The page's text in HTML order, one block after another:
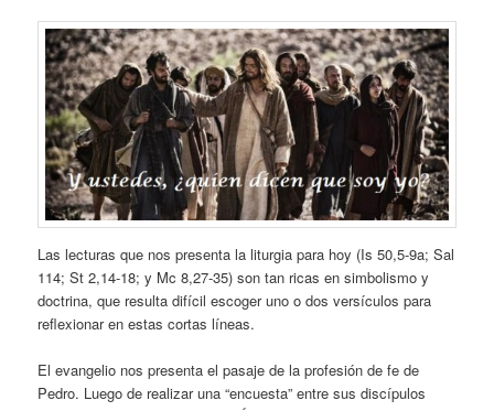
Las lecturas que nos presenta la liturgia para hoy (Is 50,5-9a; Sal
114; St 2,14-18; y Mc 8,27-35) son tan ricas en simbolismo y
doctrina, que resulta difícil escoger uno o dos versículos para
reflexionar en estas cortas líneas.
El evangelio nos presenta el pasaje de la profesión de fe de
Pedro. Luego de realizar una “encuesta” entre sus discípulos